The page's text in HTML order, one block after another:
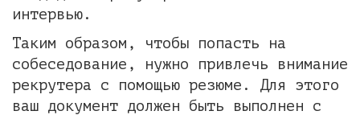
интервью.
Таким образом, чтобы попасть на
собеседование, нужно привлечь внимание
рекрутера с помощью резюме. Для этого
ваш документ должен быть выполнен с